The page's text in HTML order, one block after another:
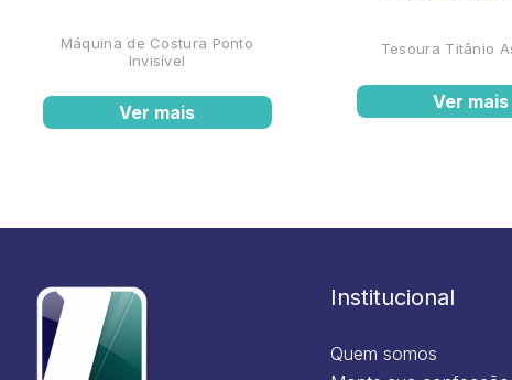
Máquina de Costura Ponto
Invisível
Ver mais
Tesoura Titânio
Ver mais
Institucional
Quem somos